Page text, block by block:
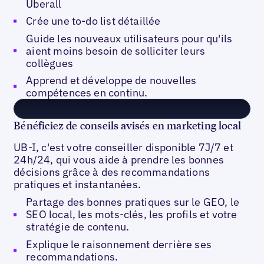
Uberall
Crée une to-do list détaillée
Guide les nouveaux utilisateurs pour qu'ils
aient moins besoin de solliciter leurs
collègues
Apprend et développe de nouvelles
compétences en continu.
Bénéficiez de conseils avisés en marketing local
UB-I, c'est votre conseiller disponible 7J/7 et
24h/24, qui vous aide à prendre les bonnes
décisions grâce à des recommandations
pratiques et instantanées.
Partage des bonnes pratiques sur le GEO, le
SEO local, les mots-clés, les profils et votre
stratégie de contenu.
Explique le raisonnement derrière ses
recommandations.